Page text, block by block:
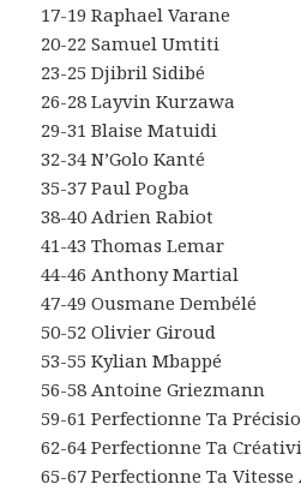
17-19 Raphael Varane
20-22 Samuel Umtiti
23-25 Djibril Sidibé
26-28 Layvin Kurzawa
29-31 Blaise Matuidi
32-34 N’Golo Kanté
35-37 Paul Pogba
38-40 Adrien Rabiot
41-43 Thomas Lemar
44-46 Anthony Martial
47-49 Ousmane Dembélé
50-52 Olivier Giroud
53-55 Kylian Mbappé
56-58 Antoine Griezmann
59-61 Perfectionne Ta
62-64 Perfectionne Ta
65-67 Perfectionne Ta Vitesse